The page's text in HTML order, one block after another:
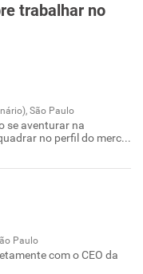
trabalhar no
São Paulo
se aventurar na
no perfil do merc...
Paulo
com o CEO da